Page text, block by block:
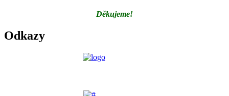
Děkujeme!
Odkazy